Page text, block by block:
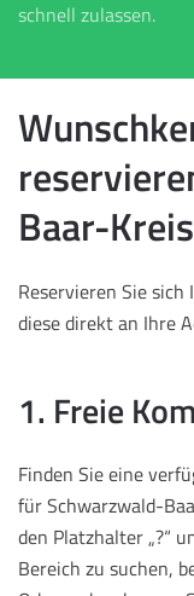
schnell zulassen.
Baar-
Reservieren Sie
diese direkt an Ihre
1. Freie
Finden Sie eine
für Schwarzwald-
den Platzhalter „?“
Bereich zu suchen,